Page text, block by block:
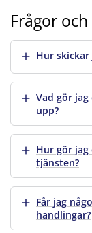
Frågor
Visa mer
Hur
Visa merVad gör
upp?
Visa merHur gör jag
tjänsten?
Visa merFår jag
handlingar?